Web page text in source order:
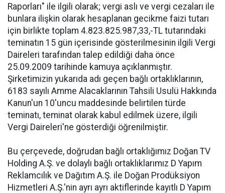
Raporları" ile ilgili olarak; vergi aslı ve vergi cezaları ile
bunlara ilişkin olarak hesaplanan gecikme faizi tutarı
için birlikte toplam 4.823.825.987,33,-TL tutarındaki
teminatın 15 gün içerisinde gösterilmesinin ilgili Vergi
Daireleri tarafından talep edildiği daha önce
25.09.2009 tarihinde kamuya açıklanmıştır.
Şirketimizin yukarıda adı geçen bağlı ortaklıklarının,
6183 sayılı Amme Alacaklarının Tahsili Usulü Hakkında
Kanun'un 10'uncu maddesinde belirtilen türde
teminatı, teminat olarak kabul edilmek üzere, ilgili
Vergi Daireleri'ne gösterdiği öğrenilmiştir.
Bu çerçevede, doğrudan bağlı ortaklığımız Doğan TV
Holding A.Ş. ve dolaylı bağlı ortaklıklarımız D Yapım
Reklamcılık ve Dağıtım A.Ş. ile Doğan Prodüksiyon
Hizmetleri A.Ş.'nin ayrı ayrı aktiflerinde kayıtlı D Yapım